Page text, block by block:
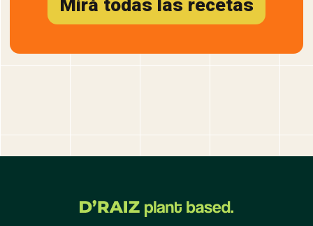
Mirá todas las recetas